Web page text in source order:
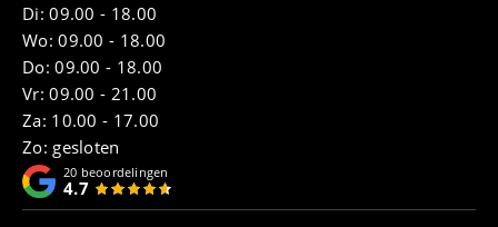
Di: 09.00 - 18.00
Wo: 09.00 - 18.00
Do: 09.00 - 18.00
Vr: 09.00 - 21.00
Za: 10.00 - 17.00
Zo: gesloten
20 beoordelingen
4.7